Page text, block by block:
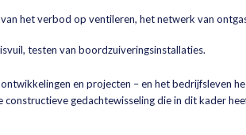
het verbod op ventileren, het netwerk van
testen van boordzuiveringsinstallaties.
en projecten – en het bedrijfsleven
constructieve gedachtewisseling die in dit kader